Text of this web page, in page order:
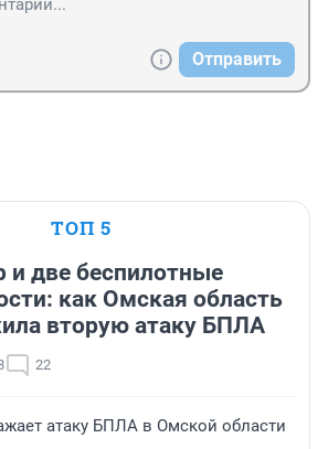
Отправить
ТОП 5
и две беспилотные
как Омская область
вторую атаку БПЛА
22
атаку БПЛА в Омской области